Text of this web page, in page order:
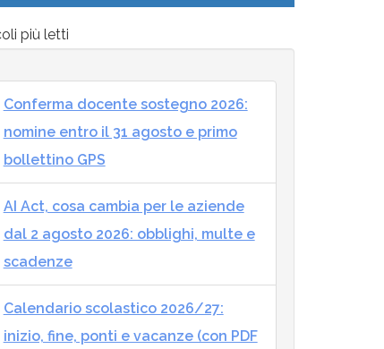
più letti
Conferma docente sostegno 2026:
nomine entro il 31 agosto e primo
bollettino GPS
AI Act, cosa cambia per le aziende
dal 2 agosto 2026: obblighi, multe e
scadenze
Calendario scolastico 2026/27:
inizio, fine, ponti e vacanze (con PDF